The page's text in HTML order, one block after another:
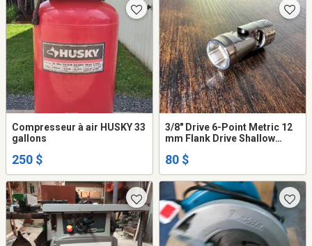
Compresseur à air HUSKY 33
gallons
250 $
3/8" Drive 6-Point Metric 12
mm Flank Drive Shallow
80 $